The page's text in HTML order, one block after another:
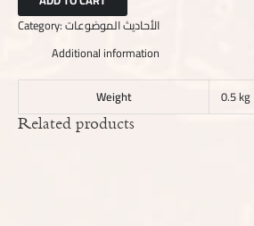
Category:الأحاديث الموضوعات
Additional information
Weight 0.5 kg
Related products